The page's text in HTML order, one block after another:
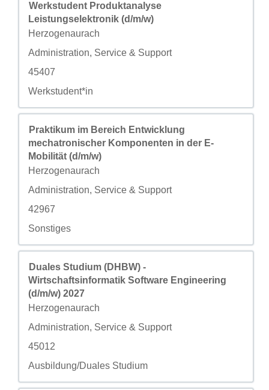
职务
Werkstudent Produktanalyse
Leistungselektronik (d/m/w)
城市
Herzogenaurach
自定义字段 2
Administration, Service & Support
自定义字段 3
45407
自定义字段 4
Werkstudent*in
使用空格键进行选择以查看职位信息的完整内容。
职务
Praktikum im Bereich Entwicklung
mechatronischer Komponenten in der E-
Mobilität (d/m/w)
城市
Herzogenaurach
自定义字段 2
Administration, Service & Support
自定义字段 3
42967
自定义字段 4
Sonstiges
使用空格键进行选择以查看职位信息的完整内容。
职务
Duales Studium (DHBW) -
Wirtschaftsinformatik Software Engineering
(d/m/w) 2027
城市
Herzogenaurach
自定义字段 2
Administration, Service & Support
自定义字段 3
45012
自定义字段 4
Ausbildung/Duales Studium
使用空格键进行选择以查看职位信息的完整内容。